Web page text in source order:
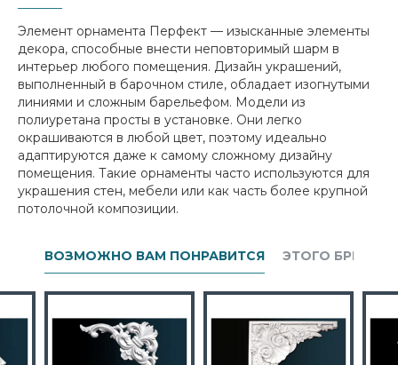
Элемент орнамента Перфект — изысканные элементы
декора, способные внести неповторимый шарм в
интерьер любого помещения. Дизайн украшений,
выполненный в барочном стиле, обладает изогнутыми
линиями и сложным барельефом. Модели из
полиуретана просты в установке. Они легко
окрашиваются в любой цвет, поэтому идеально
адаптируются даже к самому сложному дизайну
помещения. Такие орнаменты часто используются для
украшения стен, мебели или как часть более крупной
потолочной композиции.
ВОЗМОЖНО ВАМ ПОНРАВИТСЯ ЭТОГО БРЕНДА